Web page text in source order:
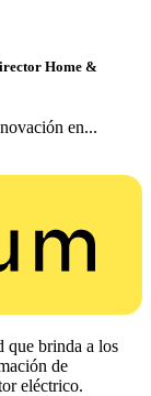
Home &
en...
que brinda a los
de
eléctrico.